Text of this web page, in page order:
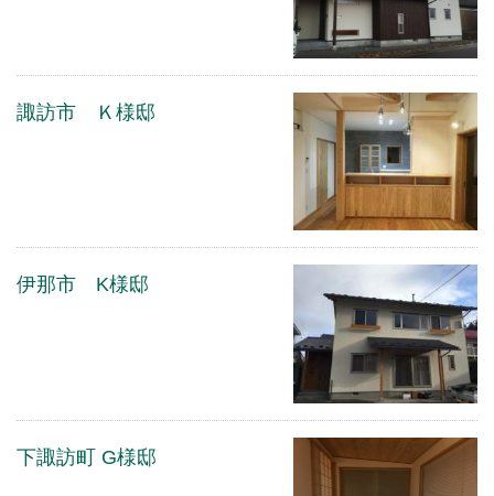
諏訪市 Ｋ様邸
伊那市 K様邸
下諏訪町 G様邸